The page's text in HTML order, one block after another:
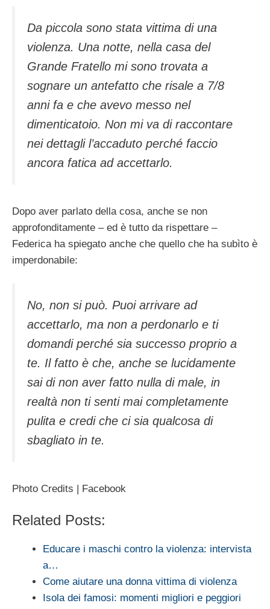
Da piccola sono stata vittima di una
violenza. Una notte, nella casa del
Grande Fratello mi sono trovata a
sognare un antefatto che risale a 7/8
anni fa e che avevo messo nel
dimenticatoio. Non mi va di raccontare
nei dettagli l’accaduto perché faccio
ancora fatica ad accettarlo.
Dopo aver parlato della cosa, anche se non
approfonditamente – ed è tutto da rispettare –
Federica ha spiegato anche che quello che ha subìto è
imperdonabile:
No, non si può. Puoi arrivare ad
accettarlo, ma non a perdonarlo e ti
domandi perché sia successo proprio a
te. Il fatto è che, anche se lucidamente
sai di non aver fatto nulla di male, in
realtà non ti senti mai completamente
pulita e credi che ci sia qualcosa di
sbagliato in te.
Photo Credits | Facebook
Related Posts:
Educare i maschi contro la violenza: intervista
a…
Come aiutare una donna vittima di violenza
Isola dei famosi: momenti migliori e peggiori